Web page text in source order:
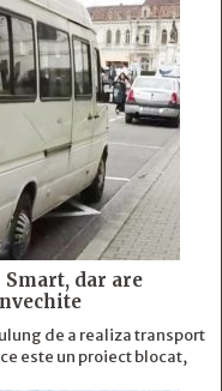
dar are
de a realiza transport
este un proiect blocat,